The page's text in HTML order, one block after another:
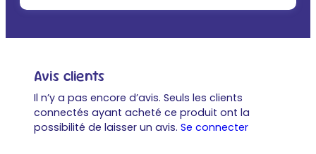
Avis clients
Il n’y a pas encore d’avis. Seuls les clients
connectés ayant acheté ce produit ont la
possibilité de laisser un avis. Se connecter